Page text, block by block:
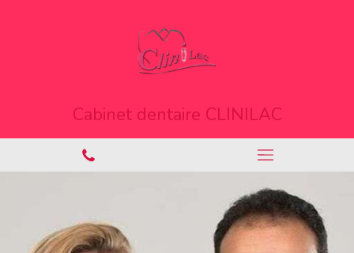
Cabinet dentaire CLINILAC